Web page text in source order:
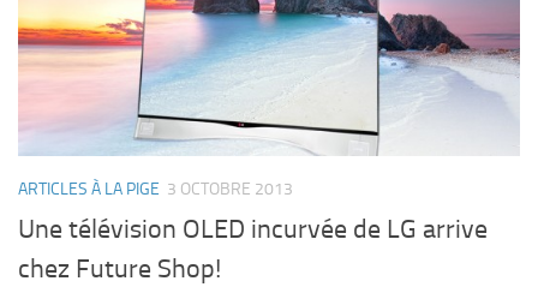
ARTICLES À LA PIGE 3 OCTOBRE 2013
Une télévision OLED incurvée de LG arrive
chez Future Shop!